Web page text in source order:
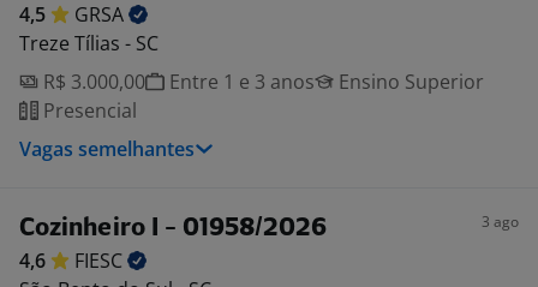
4,5
GRSA
Treze Tílias - SC
R$ 3.000,00
Entre 1 e 3 anos
Ensino Superior
Presencial
Vagas semelhantes
Cozinheiro I - 01958/2026 3 ago
4,6
FIESC